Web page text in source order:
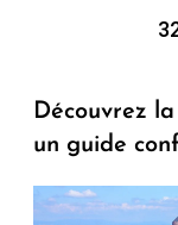
Découvrez
un guide